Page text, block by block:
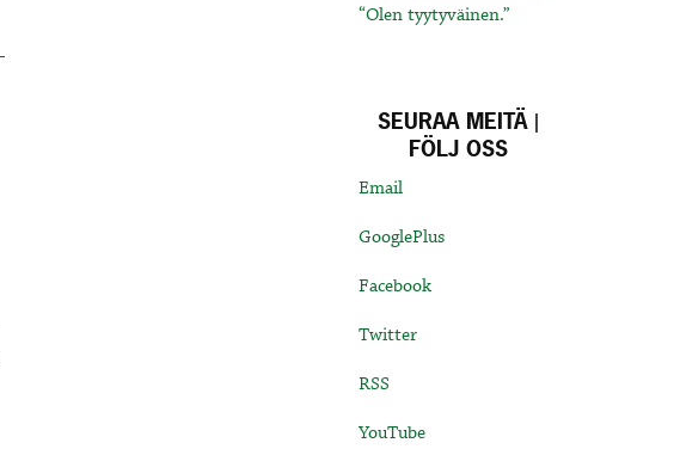
“Olen tyytyväinen.”
SEURAA MEITÄ |
FÖLJ OSS
Email
GooglePlus
Facebook
Twitter
RSS
YouTube